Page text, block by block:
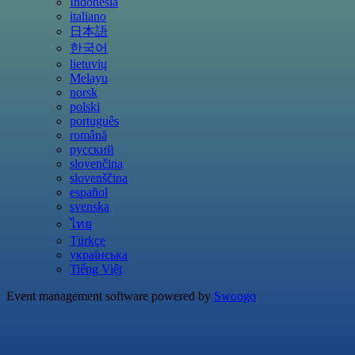
italiano
日本語
한국어
lietuvių
Melayu
norsk
polski
português
română
русский
slovenčina
slovenščina
español
svenska
ไทย
Türkçe
українська
Tiếng Việt
Event management software powered by Swoogo